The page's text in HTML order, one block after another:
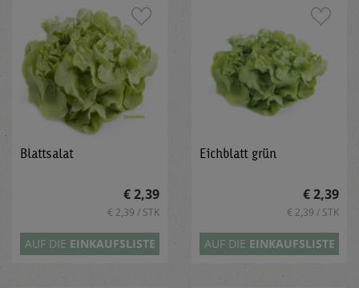
Blattsalat
€ 2,39
€ 2,39 / STK
AUF DIE EINKAUFSLISTE
Eichblatt grün
€ 2,39
€ 2,39 / STK
AUF DIE EINKAUFSLISTE